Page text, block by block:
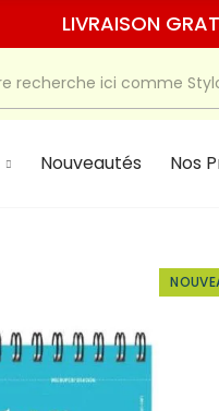
LIVRAISON
Nouveautés Nos